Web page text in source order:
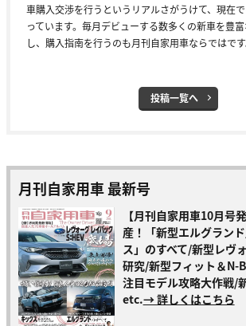
車購入交渉を行うというリアルさがうけて、現在
っています。毎月デビューする数多くの新車を豊
し、購入指南を行うのも月刊自家用車ならではです
投稿一覧へ
月刊自家用車 最新号
【月刊自家用車10月号
産！「新型エルグラン
ス」のすべて/新型レヴ
研究/新型フィット＆N-
注目モデル攻略大作戦/
etc.→ 詳しくはこちら